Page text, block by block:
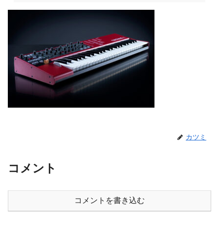
カツミ
コメント
コメントを書き込む